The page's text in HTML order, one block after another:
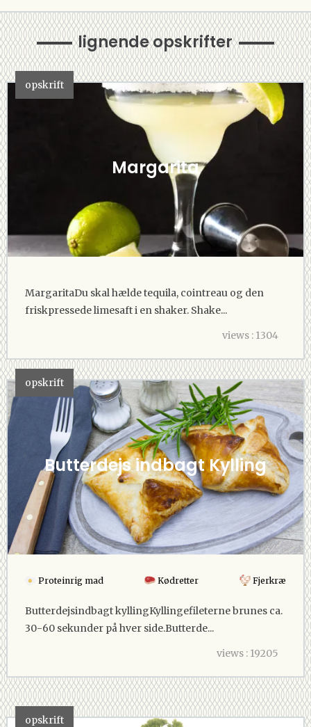
lignende opskrifter
opskrift
Margarita
MargaritaDu skal hælde tequila, cointreau og den
friskpressede limesaft i en shaker. Shake...
views : 1304
opskrift
Butterdejs indbagt Kylling
Proteinrig mad Kødretter Fjerkræ
Butterdejsindbagt kyllingKyllingefileterne brunes ca.
30-60 sekunder på hver side.Butterde...
views : 19205
opskrift